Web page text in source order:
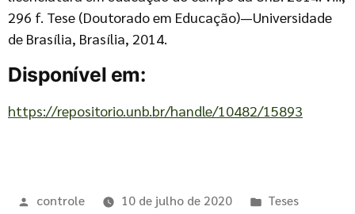
296 f. Tese (Doutorado em Educação)—Universidade
de Brasília, Brasília, 2014.
Disponível em:
https://repositorio.unb.br/handle/10482/15893
controle 10 de julho de 2020
Teses